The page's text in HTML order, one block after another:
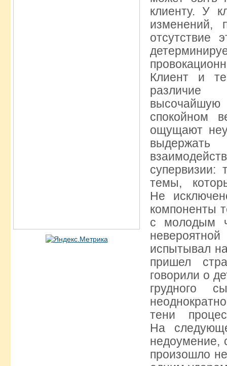
клиенту. У
изменений,
отсутствие
Клиент и
различие
высочайшую
спокойном
ощущают
супервизии:
темы,
Не
компоненты
с молодым
испытывал
пришел
говорили о
грудного
тени
На
недоумение,
произошло